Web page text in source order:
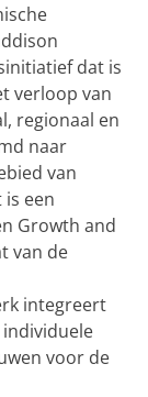
dat is
verloop van
regionaal en
naar
van
een
Growth and
van de
integreert
individuele
voor de